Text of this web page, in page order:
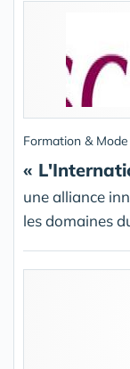
Formation & Mode
«
une alliance
les domaines